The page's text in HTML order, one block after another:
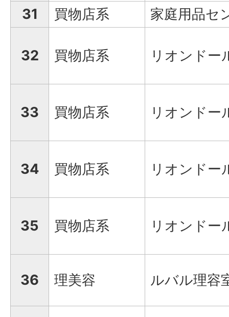
31 買物店系 家庭用品セ
32 買物店系 リオンドー
33 買物店系 リオンドー
34 買物店系 リオンドー
35 買物店系 リオンドー
36 理美容 ルバル理容